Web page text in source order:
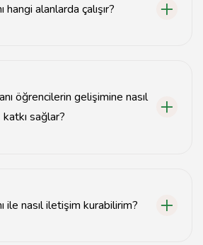
alanlarda çalışır?
öğrencilerin gelişimine nasıl
katkı sağlar?
ile nasıl iletişim kurabilirim?